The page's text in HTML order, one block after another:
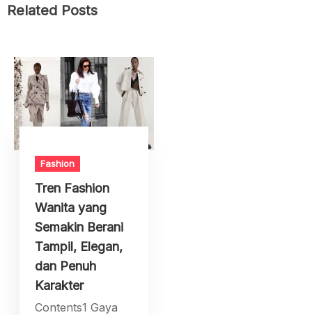
Related Posts
Fashion
Tren Fashion
Wanita yang
Semakin Berani
Tampil, Elegan,
dan Penuh
Karakter
Contents1 Gaya